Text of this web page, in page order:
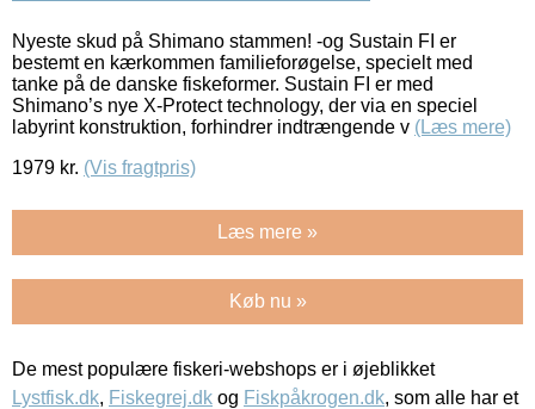
Nyeste skud på Shimano stammen! -og Sustain FI er
bestemt en kærkommen familieforøgelse, specielt med
tanke på de danske fiskeformer. Sustain FI er med
Shimano’s nye X-Protect technology, der via en speciel
labyrint konstruktion, forhindrer indtrængende v (Læs mere)
1979 kr. (Vis fragtpris)
Læs mere »
Køb nu »
De mest populære fiskeri-webshops er i øjeblikket
Lystfisk.dk, Fiskegrej.dk og Fiskpåkrogen.dk, som alle har et